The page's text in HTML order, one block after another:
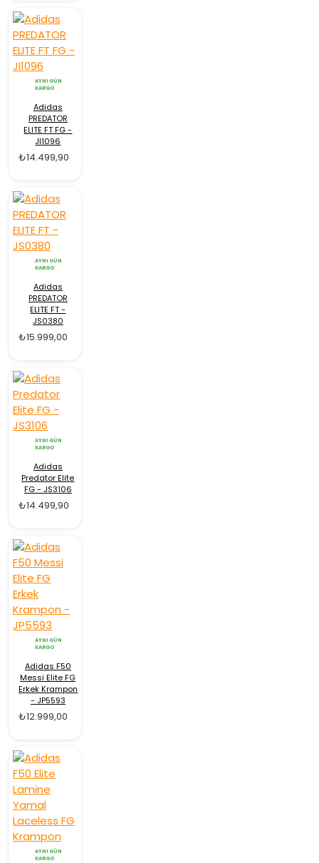
AYNI GÜN
KARGO
Adidas
PREDATOR
ELITE FT FG -
JI1096
₺14.499,90
AYNI GÜN
KARGO
Adidas
PREDATOR
ELITE FT -
JS0380
₺15.999,00
AYNI GÜN
KARGO
Adidas
Predator Elite
FG - JS3106
₺14.499,90
AYNI GÜN
KARGO
Adidas F50
Messi Elite FG
Erkek Krampon
- JP5593
₺12.999,00
AYNI GÜN
KARGO